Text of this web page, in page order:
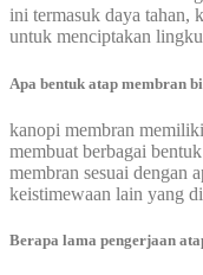
ini termasuk daya tahan,
untuk menciptakan
Apa bentuk atap membran
kanopi membran
membuat berbagai
membran sesuai dengan
keistimewaan lain yang
Berapa lama pengerjaan